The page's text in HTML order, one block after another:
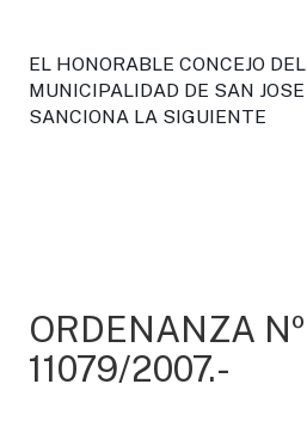
EL HONORABLE CONCEJO
MUNICIPALIDAD DE SAN
SANCIONA LA SIGUIENTE
ORDENANZA Nº
11079/2007.-